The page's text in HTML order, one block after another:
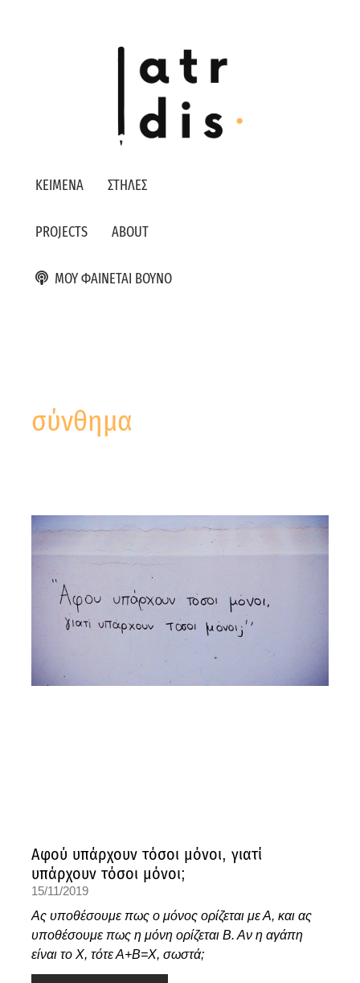
ΚΕΙΜΕΝΑ ΣΤΗΛΕΣ
PROJECTS ABOUT
ΜΟΥ ΦΑΙΝΕΤΑΙ ΒΟΥΝΟ
σύνθημα
Αφού υπάρχουν τόσοι μόνοι, γιατί
υπάρχουν τόσοι μόνοι;
15/11/2019
Ας υποθέσουμε πως ο μόνος ορίζεται με Α, και ας
υποθέσουμε πως η μόνη ορίζεται Β. Αν η αγάπη
είναι το Χ, τότε Α+Β=Χ, σωστά;